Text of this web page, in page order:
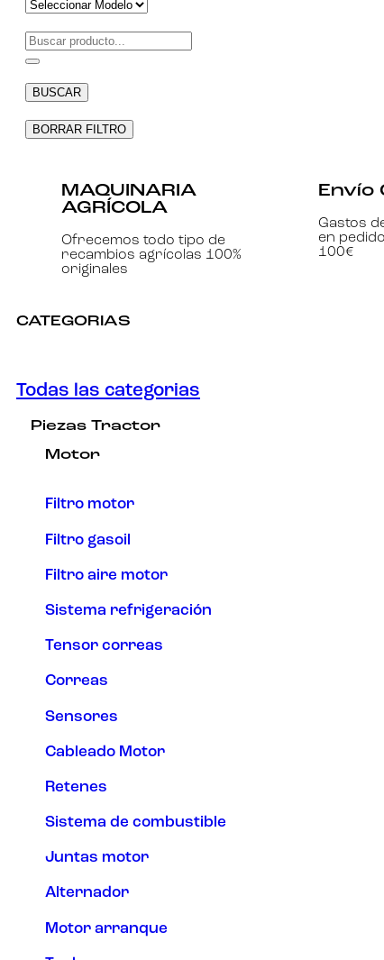
BUSCAR
BORRAR FILTRO
MAQUINARIA
AGRÍCOLA
Ofrecemos todo tipo de
recambios agrícolas 100%
originales
Envío
Gastos
en
100€
CATEGORIAS
Todas las categorias
Piezas Tractor
Motor
Filtro motor
Filtro gasoil
Filtro aire motor
Sistema refrigeración
Tensor correas
Correas
Sensores
Cableado Motor
Retenes
Sistema de combustible
Juntas motor
Alternador
Motor arranque
Estadísticas
Para que
podamos
mejorar la
y estructura
de la web, en
web.
Experiencia
Para que
nuestra web
durante tu
visita. Si
funcionalidades
desaparecerán
intereses y
mientras visitas
nuestro sitio,
posibilidad de
ofertas
personalizados.